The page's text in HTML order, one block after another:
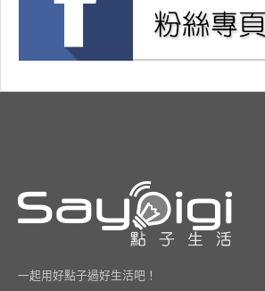
一起用好點子過好生活吧！